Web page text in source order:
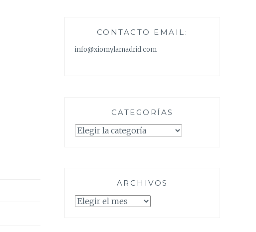
CONTACTO EMAIL:
info@xiomylamadrid.com
CATEGORÍAS
Categorías
ARCHIVOS
Archivos